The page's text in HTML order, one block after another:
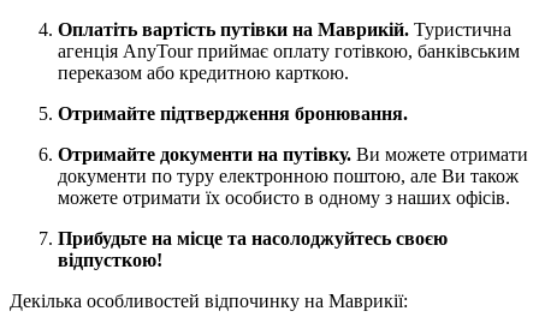
Оплатіть вартість путівки на Маврикій. Туристична
агенція AnyTour приймає оплату готівкою, банківським
переказом або кредитною карткою.
Отримайте підтвердження бронювання.
Отримайте документи на путівку. Ви можете отримати
документи по туру електронною поштою, але Ви також
можете отримати їх особисто в одному з наших офісів.
Прибудьте на місце та насолоджуйтесь своєю
відпусткою!
Декілька особливостей відпочинку на Маврикії: